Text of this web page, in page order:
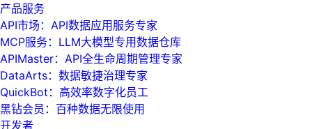
产品服务
API市场：API数据应用服务专家
MCP服务：LLM大模型专用数据仓库
APIMaster：API全生命周期管理专家
DataArts：数据敏捷治理专家
QuickBot：高效率数字化员工
黑钻会员：百种数据无限使用
开发者